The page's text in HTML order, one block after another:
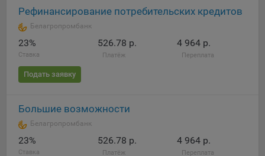
Сохранить мои изменения
Сохранить по умолчанию
Рефинансирование потребительских кредитов
Белагропромбанк
23%
Ставка
526.78 р.
Платёж
4 964 р.
Переплата
Подать заявку
Большие возможности
Белагропромбанк
23%
Ставка
526.78 р.
Платёж
4 964 р.
Переплата